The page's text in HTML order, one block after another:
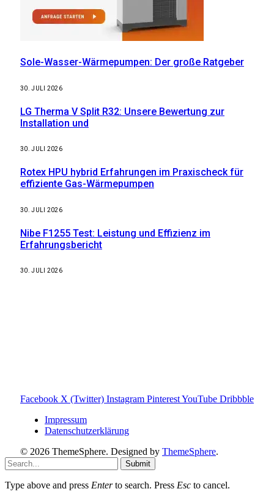
Sole-Wasser-Wärmepumpen: Der große Ratgeber
30. JULI 2026
LG Therma V Split R32: Unsere Bewertung zur
Installation und
30. JULI 2026
Rotex HPU hybrid Erfahrungen im Praxischeck für
effiziente Gas-Wärmepumpen
30. JULI 2026
Nibe F1255 Test: Leistung und Effizienz im
Erfahrungsbericht
30. JULI 2026
Facebook X (Twitter) Instagram PinterestYouTube Dribbble
Impressum
Datenschutzerklärung
© 2026 ThemeSphere. Designed by ThemeSphere.
Submit
Type above and press Enterto search. Press Esc to cancel.